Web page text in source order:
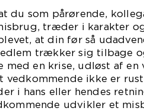
du som pårørende,
træder i karakter
at din før så
trækker sig tilbage
med en krise, udløst af en
vedkommende ikke er
i hans eller hendes
udvikler et